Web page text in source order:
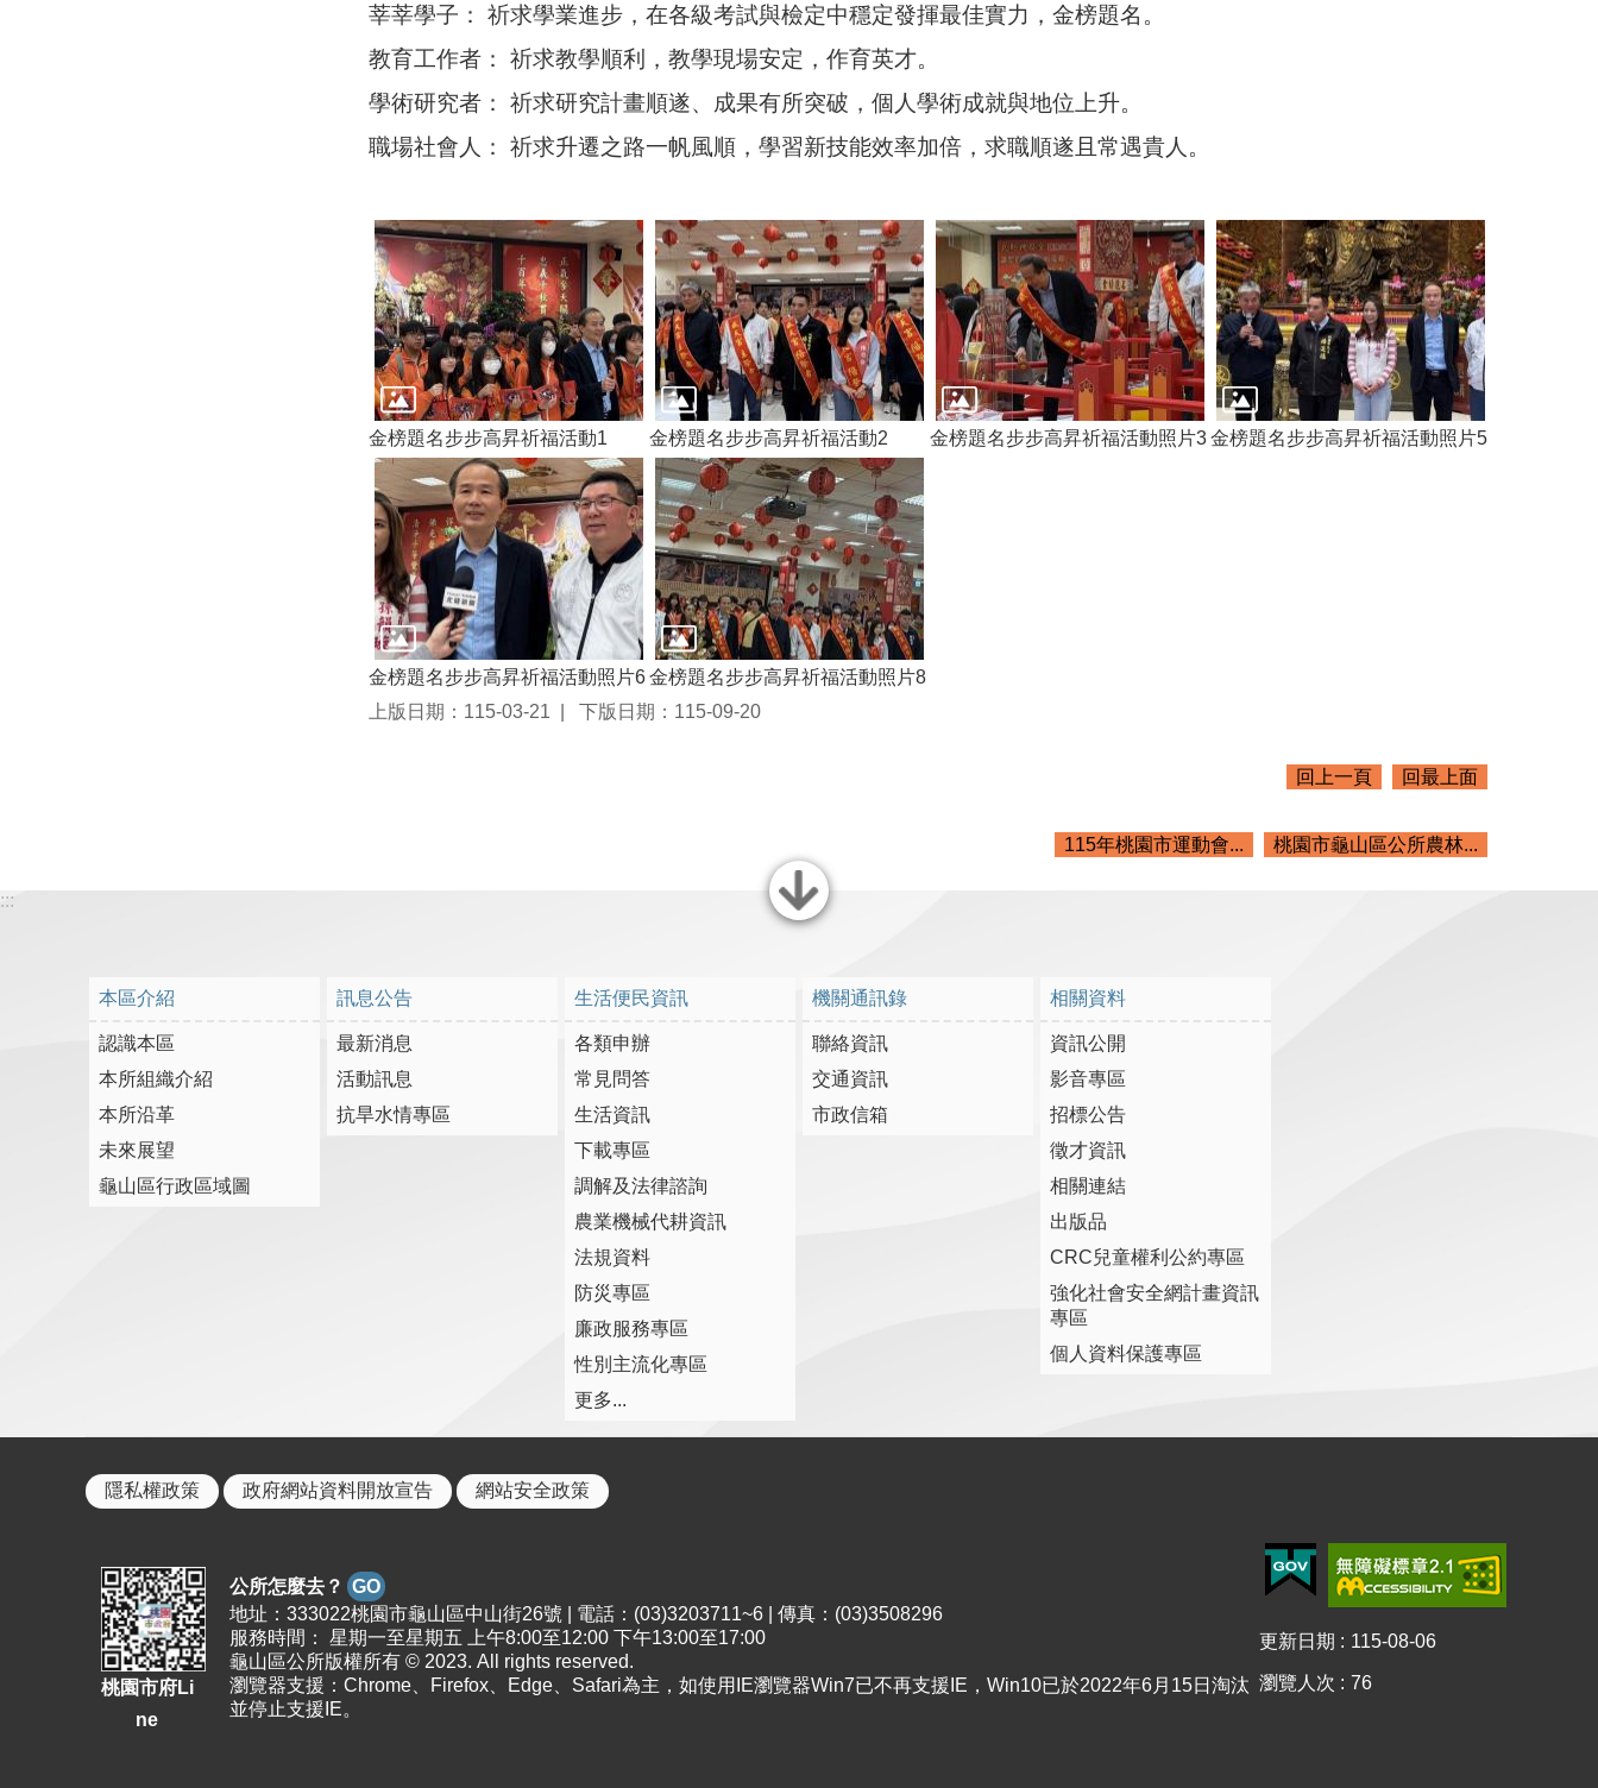
莘莘學子： 祈求學業進步，在各級考試與檢定中穩定發揮最佳實力，金榜題名。
教育工作者： 祈求教學順利，教學現場安定，作育英才。
學術研究者： 祈求研究計畫順遂、成果有所突破，個人學術成就與地位上升。
職場社會人： 祈求升遷之路一帆風順，學習新技能效率加倍，求職順遂且常遇貴人。
金榜題名步步高昇祈福活動1 金榜題名步步高昇祈福活動2 金榜題名步步高昇祈福活動照片3金榜題名步步高昇祈福活動照片5
金榜題名步步高昇祈福活動照片6金榜題名步步高昇祈福活動照片8
上版日期：115-03-21
下版日期：115-09-20
回上一頁 回最上面
115年桃園市運動會... 桃園市龜山區公所農林...
關閉
:::
本區介紹
認識本區
本所組織介紹
本所沿革
未來展望
龜山區行政區域圖
訊息公告
最新消息
活動訊息
抗旱水情專區
生活便民資訊
各類申辦
常見問答
生活資訊
下載專區
調解及法律諮詢
農業機械代耕資訊
法規資料
防災專區
廉政服務專區
性別主流化專區
更多...
機關通訊錄
聯絡資訊
交通資訊
市政信箱
相關資料
資訊公開
影音專區
招標公告
徵才資訊
相關連結
出版品
CRC兒童權利公約專區
強化社會安全網計畫資訊
專區
個人資料保護專區
隱私權政策 政府網站資料開放宣告 網站安全政策
桃園市府Li
ne
公所怎麼去？ GO
地址：333022桃園市龜山區中山街26號 | 電話：(03)3203711~6 | 傳真：(03)3508296
服務時間： 星期一至星期五 上午8:00至12:00 下午13:00至17:00
龜山區公所版權所有 © 2023. All rights reserved.
瀏覽器支援：Chrome、Firefox、Edge、Safari為主，如使用IE瀏覽器Win7已不再支援IE，Win10已於2022年6月15日淘汰
並停止支援IE。
更新日期 115-08-06
瀏覽人次 76